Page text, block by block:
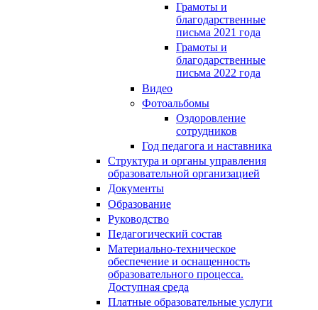
Грамоты и
благодарственные
письма 2021 года
Грамоты и
благодарственные
письма 2022 года
Видео
Фотоальбомы
Оздоровление
сотрудников
Год педагога и наставника
Структура и органы управления
образовательной организацией
Документы
Образование
Руководство
Педагогический состав
Материально-техническое
обеспечение и оснащенность
образовательного процесса.
Доступная среда
Платные образовательные услуги